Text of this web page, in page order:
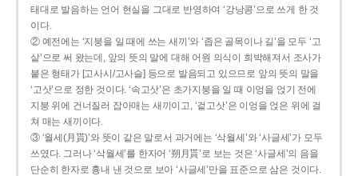
태대로 발음하는 언어 현실을 그대로 반영하여 ‘강낭콩’으로 쓰게 한 것
이다.
② 예전에는 ‘지붕을 일 때에 쓰는 새끼’와 ‘좁은 골목이나 길’을 모두 ‘고
샅’으로 써 왔는데, 앞의 뜻의 말에 대해 어원 의식이 희박해져서 조사가
붙은 형태가 [고사시/고사슬] 등으로 발음되고 있으므로 앞의 뜻의 말을
‘고삿’으로 정한 것이다. ‘속고삿’은 초가지붕을 일 때 이엉을 얹기 전에
지붕 위에 건너질러 잡아매는 새끼이고, ‘겉고삿’은 이엉을 얹은 위에 걸
쳐 매는 새끼이다.
③ ‘월세(月貰)’와 뜻이 같은 말로서 과거에는 ‘삭월세’와 ‘사글세’가 모두
쓰였다. 그러나 ‘삭월세’를 한자어 ‘朔月貰’로 보는 것은 ‘사글세’의 음을
단순히 한자로 흉내 낸 것으로 보아 ‘사글세’만을 표준으로 삼은 것이다.